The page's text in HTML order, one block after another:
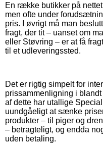
En række butikker på
men ofte under
pris. I øvrigt må man
fragt, der tit – uanset om
eller Støvring – er at få
til et udleveringssted.
Det er rigtig simpelt for
prissammenligning i
af dette har utallige
uundgåeligt at sænke
produkter – til piger og
– betragteligt, og endda
uden betaling.